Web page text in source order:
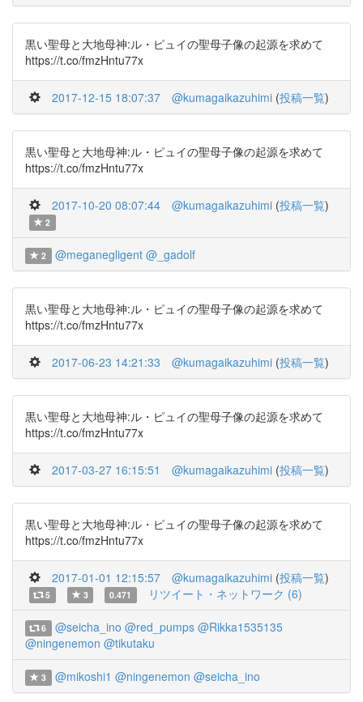
黒い聖母と大地母神:ル・ピュイの聖母子像の起源を求めて
https://t.co/fmzHntu77x
2017-12-15 18:07:37 @kumagaikazuhimi (投稿一覧)
黒い聖母と大地母神:ル・ピュイの聖母子像の起源を求めて
https://t.co/fmzHntu77x
2017-10-20 08:07:44 @kumagaikazuhimi (投稿一覧)
2
2 @meganegligent @_gadolf
黒い聖母と大地母神:ル・ピュイの聖母子像の起源を求めて
https://t.co/fmzHntu77x
2017-06-23 14:21:33 @kumagaikazuhimi (投稿一覧)
黒い聖母と大地母神:ル・ピュイの聖母子像の起源を求めて
https://t.co/fmzHntu77x
2017-03-27 16:15:51 @kumagaikazuhimi (投稿一覧)
黒い聖母と大地母神:ル・ピュイの聖母子像の起源を求めて
https://t.co/fmzHntu77x
2017-01-01 12:15:57 @kumagaikazuhimi (投稿一覧)
5 3 0.471 リツイート・ネットワーク (6)
6 @seicha_ino @red_pumps @Rikka1535135
@ningenemon @tikutaku
3 @mikoshi1 @ningenemon @seicha_ino